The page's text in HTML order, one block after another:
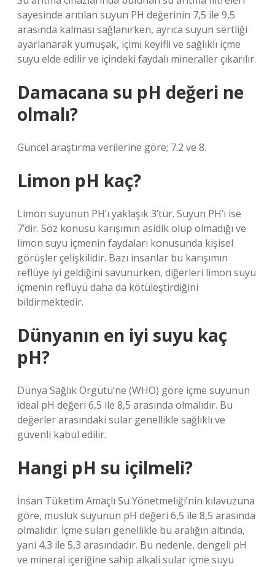
sayesinde arıtılan suyun PH değerinin 7,5 ile 9,5
arasında kalması sağlanırken, ayrıca suyun sertliği
ayarlanarak yumuşak, içimi keyifli ve sağlıklı içme
suyu elde edilir ve içindeki faydalı mineraller çıkarılır.
Damacana su pH değeri ne
olmalı?
Güncel araştırma verilerine göre; 7.2 ve 8.
Limon pH kaç?
Limon suyunun PH’ı yaklaşık 3’tür. Suyun PH’ı ise
7’dir. Söz konusu karışımın asidik olup olmadığı ve
limon suyu içmenin faydaları konusunda kişisel
görüşler çelişkilidir. Bazı insanlar bu karışımın
reflüye iyi geldiğini savunurken, diğerleri limon suyu
içmenin reflüyü daha da kötüleştirdiğini
bildirmektedir.
Dünyanın en iyi suyu kaç
pH?
Dünya Sağlık Örgütü’ne (WHO) göre içme suyunun
ideal pH değeri 6,5 ile 8,5 arasında olmalıdır. Bu
değerler arasındaki sular genellikle sağlıklı ve
güvenli kabul edilir.
Hangi pH su içilmeli?
İnsan Tüketim Amaçlı Su Yönetmeliği’nin kılavuzuna
göre, musluk suyunun pH değeri 6,5 ile 8,5 arasında
olmalıdır. İçme suları genellikle bu aralığın altında,
yani 4,3 ile 5,3 arasındadır. Bu nedenle, dengeli pH
ve mineral içeriğine sahip alkali sular içme suyu